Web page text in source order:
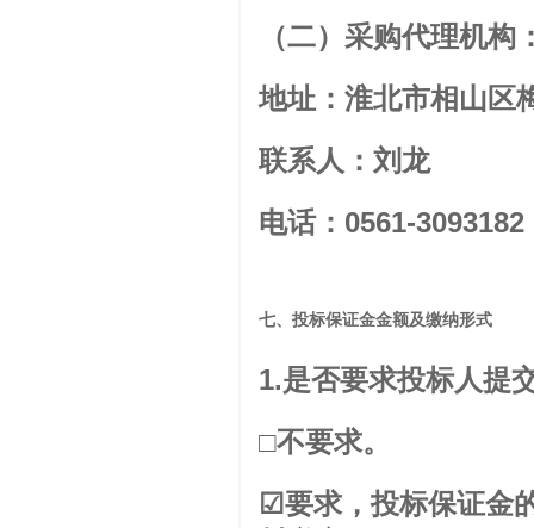
（二）采购代理机
地址：淮北市相山区
联系人：刘龙
电话：0561-
七、投标保证金金额及缴纳形式
1.是否要求投标人提
□不要求。
☑要求，投标保证金